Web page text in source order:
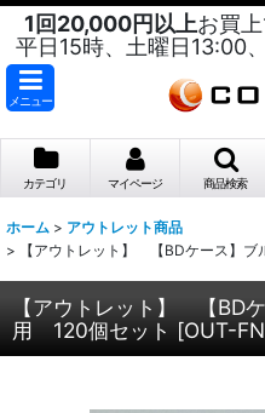
1回20,000円以上お買
平日15時、土曜日13:00
メニュー
カテゴリ マイページ 商品検索
ホーム > アウトレット商品
>
【アウトレット】 【BDケース】
【アウトレット】 【BD
用 120個セット [OUT-